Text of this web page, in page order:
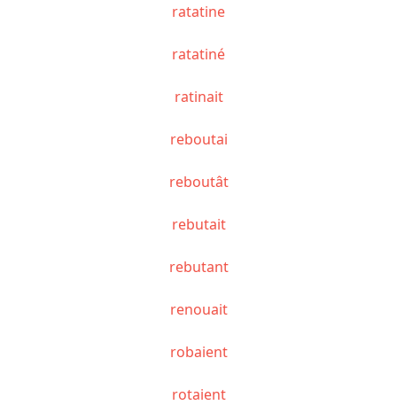
ratatine
ratatiné
ratinait
reboutai
reboutât
rebutait
rebutant
renouait
robaient
rotaient